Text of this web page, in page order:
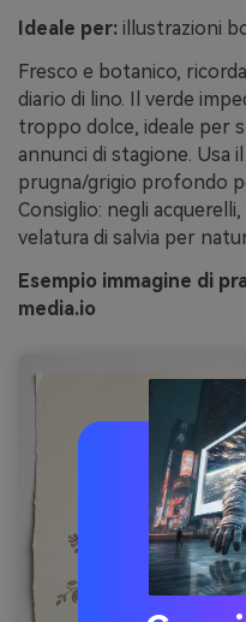
Ideale per: illustrazioni
Fresco e botanico,
diario di lino. Il verde
troppo dolce, ideale per
annunci di stagione. Usa
prugna/grigio profondo
Consiglio: negli
velatura di salvia per
Esempio immagine di
media.io